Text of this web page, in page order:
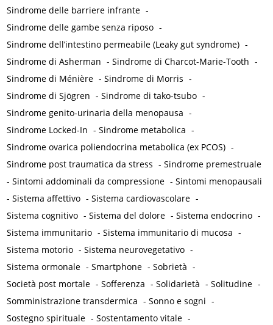
Sindrome delle barriere infrante -
Sindrome delle gambe senza riposo -
Sindrome dell’intestino permeabile (Leaky gut syndrome) -
Sindrome di Asherman -Sindrome di Charcot-Marie-Tooth -
Sindrome di Ménière -Sindrome di Morris -
Sindrome di Sjögren -Sindrome di tako-tsubo -
Sindrome genito-urinaria della menopausa -
Sindrome Locked-In -Sindrome metabolica -
Sindrome ovarica poliendocrina metabolica (ex PCOS) -
Sindrome post traumatica da stress -Sindrome premestruale
-Sintomi addominali da compressione -Sintomi menopausali
-Sistema affettivo -Sistema cardiovascolare -
Sistema cognitivo -Sistema del dolore -Sistema endocrino -
Sistema immunitario -Sistema immunitario di mucosa -
Sistema motorio -Sistema neurovegetativo -
Sistema ormonale -Smartphone -Sobrietà -
Società post mortale -Sofferenza -Solidarietà -Solitudine -
Somministrazione transdermica -Sonno e sogni -
Sostegno spirituale -Sostentamento vitale -